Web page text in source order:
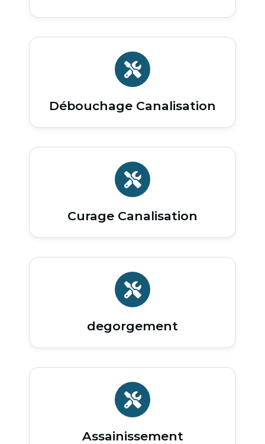
Débouchage Canalisation
Curage Canalisation
degorgement
Assainissement